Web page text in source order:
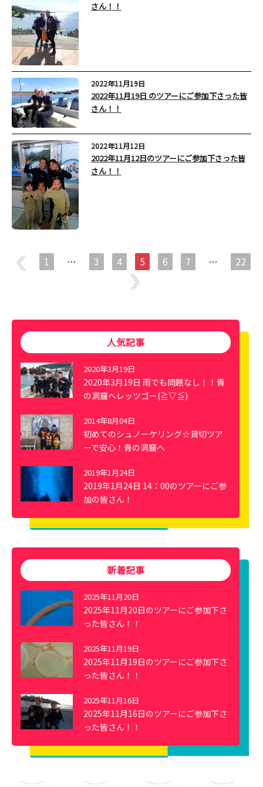
さん！！
2022年11月19日
2022年11月19日 のツアーにご参加下さった皆
さん！！
2022年11月12日
2022年11月12日のツアーにご参加下さった皆
さん！！
1 … 3 4 5 6 7 … 22
人気記事
2020年3月19日
2020年3月19日 雨でも問題なし！！青
の洞窟へレッツゴー(≧▽≦)
2014年8月04日
初めてのシュノーケリング☆貸切ツア
ーで安心！青の洞窟へ
2019年1月24日
2019年1月24日 14：00のツアーにご参
加の皆さん！
新着記事
2025年11月20日
2025年11月20日のツアーにご参加下さ
った皆さん！！
2025年11月19日
2025年11月19日のツアーにご参加下さ
った皆さん！！
2025年11月16日
2025年11月16日のツアーにご参加下さ
った皆さん！！